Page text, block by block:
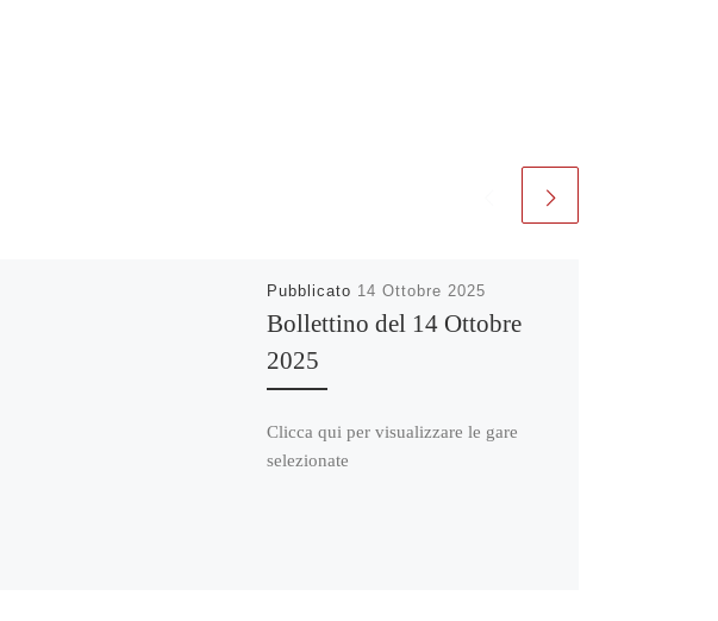
Pubblicato 14 Ottobre 2025
Bollettino del 14 Ottobre
2025
Clicca qui per visualizzare le gare
selezionate